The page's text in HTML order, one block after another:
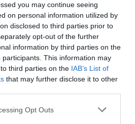
you may continue seeing
on personal information utilized by
disclosed to third parties prior to
opt-out of the further
information by third parties on the
participants. This information may
third parties on the IAB’s List of
that may further disclose it to other
app uses one or more Google
Opt Outs